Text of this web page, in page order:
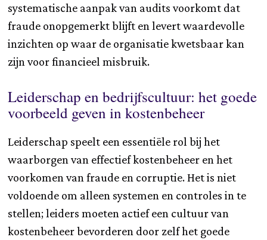
systematische aanpak van audits voorkomt dat
fraude onopgemerkt blijft en levert waardevolle
inzichten op waar de organisatie kwetsbaar kan
zijn voor financieel misbruik.
Leiderschap en bedrijfscultuur: het goede
voorbeeld geven in kostenbeheer
Leiderschap speelt een essentiële rol bij het
waarborgen van effectief kostenbeheer en het
voorkomen van fraude en corruptie. Het is niet
voldoende om alleen systemen en controles in te
stellen; leiders moeten actief een cultuur van
kostenbeheer bevorderen door zelf het goede